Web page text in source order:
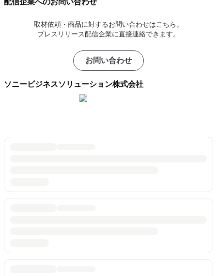
配信企業へのお問い合わせ
取材依頼・商品に対するお問い合わせはこちら。
プレスリリース配信企業に直接連絡できます。
お問い合わせ
ソニービジネスソリューション株式会社